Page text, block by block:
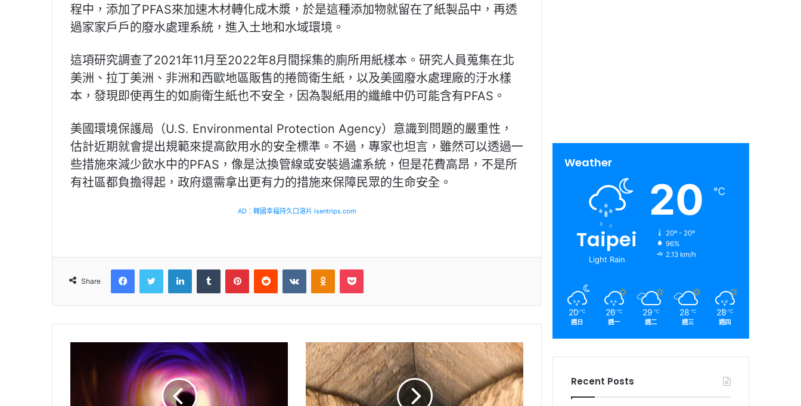
程中，添加了PFAS來加速木材轉化成木漿，於是這種添加物就留在了紙製品中，再透
過家家戶戶的廢水處理系統，進入土地和水域環境。
這項研究調查了2021年11月至2022年8月間採集的廁所用紙樣本。研究人員蒐集在北
美洲、拉丁美洲、非洲和西歐地區販售的捲筒衛生紙，以及美國廢水處理廠的汙水樣
本，發現即使再生的如廁衛生紙也不安全，因為製紙用的纖維中仍可能含有PFAS。
美國環境保護局（U.S. Environmental Protection Agency）意識到問題的嚴重性，
估計近期就會提出規範來提高飲用水的安全標準。不過，專家也坦言，雖然可以透過一
些措施來減少飲水中的PFAS，像是汰換管線或安裝過濾系統，但是花費高昂，不是所
有社區都負擔得起，政府還需拿出更有力的措施來保障民眾的生命安全。
AD：韓國幸福持久口溶片 isentrips.com
Share
Weather
Taipei
Light Rain
20 ℃
20º - 20º
96%
2.13 km/h
20 ℃
週日
26 ℃
週一
29 ℃
週二
28 ℃
週三
28 ℃
週四
Recent Posts